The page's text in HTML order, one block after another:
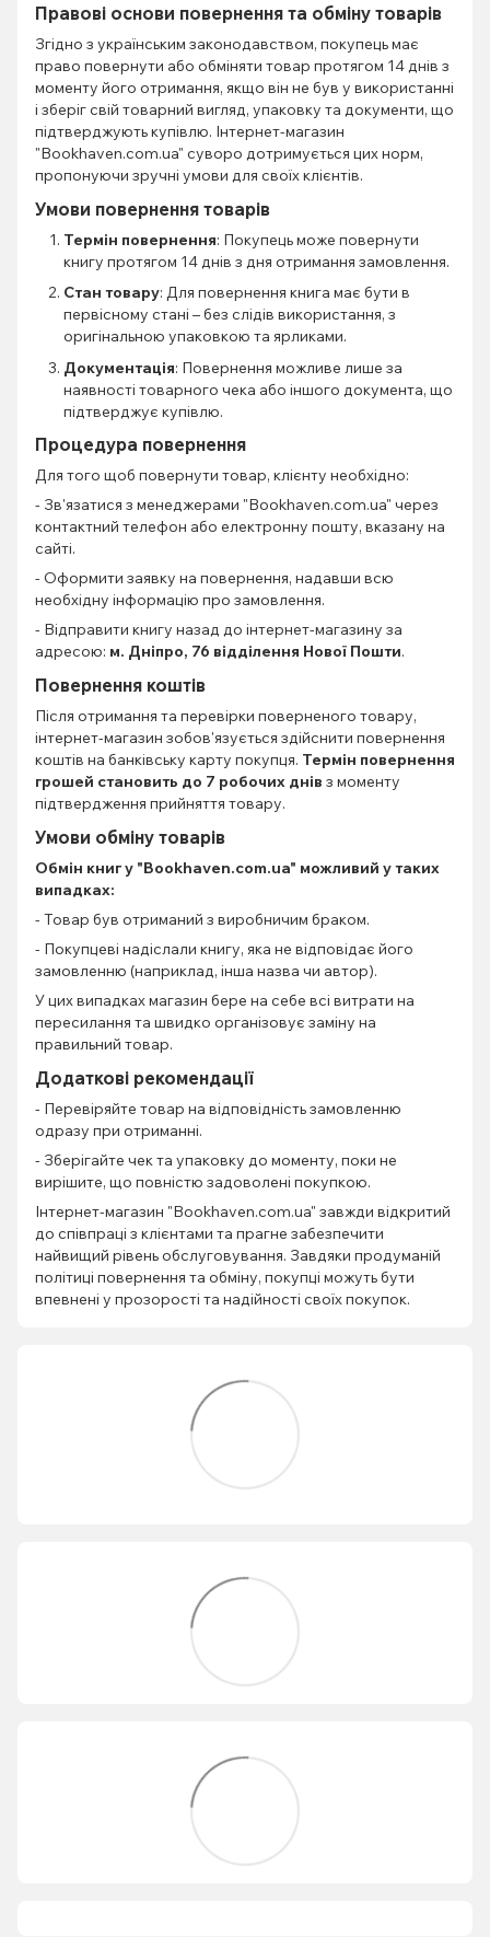
Правові основи повернення та обміну товарів
Згідно з українським законодавством, покупець має
право повернути або обміняти товар протягом 14 днів з
моменту його отримання, якщо він не був у використанні
і зберіг свій товарний вигляд, упаковку та документи, що
підтверджують купівлю. Інтернет-магазин
"Bookhaven.com.ua" суворо дотримується цих норм,
пропонуючи зручні умови для своїх клієнтів.
Умови повернення товарів
Термін повернення: Покупець може повернути
книгу протягом 14 днів з дня отримання замовлення.
Стан товару: Для повернення книга має бути в
первісному стані – без слідів використання, з
оригінальною упаковкою та ярликами.
Документація: Повернення можливе лише за
наявності товарного чека або іншого документа, що
підтверджує купівлю.
Процедура повернення
Для того щоб повернути товар, клієнту необхідно:
- Зв'язатися з менеджерами "Bookhaven.com.ua" через
контактний телефон або електронну пошту, вказану на
сайті.
- Оформити заявку на повернення, надавши всю
необхідну інформацію про замовлення.
- Відправити книгу назад до інтернет-магазину за
адресою: м. Дніпро, 76 відділення Нової Пошти.
Повернення коштів
Після отримання та перевірки поверненого товару,
інтернет-магазин зобов'язується здійснити повернення
коштів на банківську карту покупця. Термін повернення
грошей становить до 7 робочих днів з моменту
підтвердження прийняття товару.
Умови обміну товарів
Обмін книгу "Bookhaven.com.ua" можливий у таких
випадках:
- Товар був отриманий з виробничим браком.
- Покупцеві надіслали книгу, яка не відповідає його
замовленню (наприклад, інша назва чи автор).
У цих випадках магазин бере на себе всі витрати на
пересилання та швидко організовує заміну на
правильний товар.
Додаткові рекомендації
- Перевіряйте товар на відповідність замовленню
одразу при отриманні.
- Зберігайте чек та упаковку до моменту, поки не
вирішите, що повністю задоволені покупкою.
Інтернет-магазин "Bookhaven.com.ua" завжди відкритий
до співпраці з клієнтами та прагне забезпечити
найвищий рівень обслуговування. Завдяки продуманій
політиці повернення та обміну, покупці можуть бути
впевнені у прозорості та надійності своїх покупок.